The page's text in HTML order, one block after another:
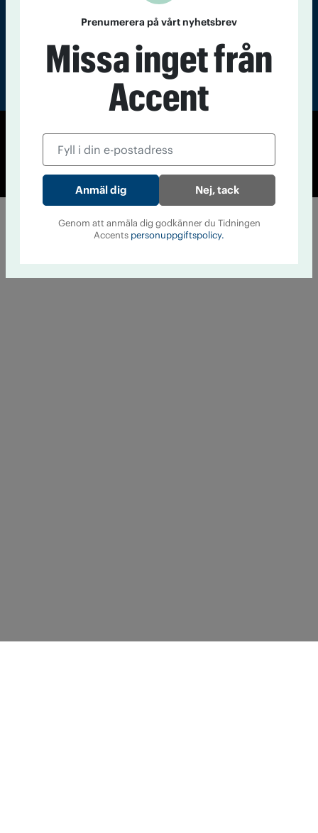
© Tidningen Accent 2026
Cookiepolicy
Personuppgiftspolicy
Prenumerera på vårt nyhetsbrev
Missa inget från
Accent
Nej, tack
Genom att anmäla dig godkänner du Tidningen
Accents personuppgiftspolicy.